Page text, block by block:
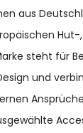
aus
steht für
und